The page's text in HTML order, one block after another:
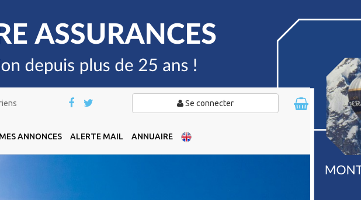
Se connecter
MES ANNONCES ALERTE MAIL ANNUAIRE